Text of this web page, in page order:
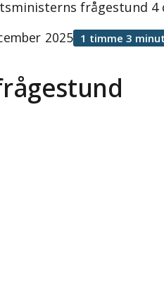
frågestund 4
2025 1 timme 3